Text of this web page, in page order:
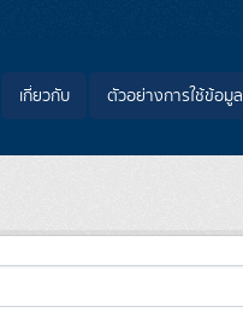
เกี่ยวกับ ตัวอย่างการใช้ข้อมูล